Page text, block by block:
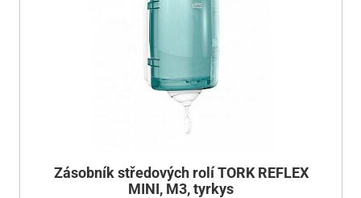
Zásobník středových rolí TORK REFLEX
MINI, M3, tyrkys